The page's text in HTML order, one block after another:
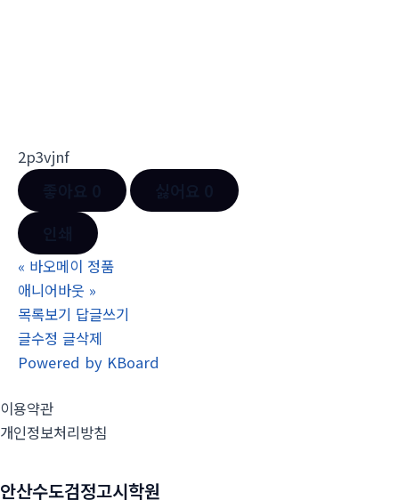
2p3vjnf
« 바오메이 정품
애니어바웃 »
목록보기 답글쓰기
글수정 글삭제
Powered by KBoard
이용약관
개인정보처리방침
안산수도검정고시학원